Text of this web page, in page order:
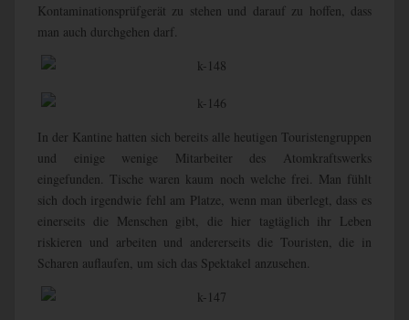
Kontaminationsprüfgerät zu stehen und darauf zu hoffen, dass
man auch durchgehen darf.
In der Kantine hatten sich bereits alle heutigen Touristengruppen
und einige wenige Mitarbeiter des Atomkraftswerks
eingefunden. Tische waren kaum noch welche frei. Man fühlt
sich doch irgendwie fehl am Platze, wenn man überlegt, dass es
einerseits die Menschen gibt, die hier tagtäglich ihr Leben
riskieren und arbeiten und andererseits die Touristen, die in
Scharen auflaufen, um sich das Spektakel anzusehen.